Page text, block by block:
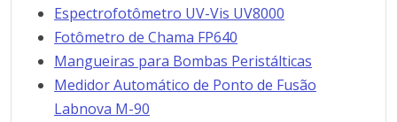
Espectrofotômetro UV-Vis UV8000
Fotômetro de Chama FP640
Mangueiras para Bombas Peristálticas
Medidor Automático de Ponto de Fusão
Labnova M-90